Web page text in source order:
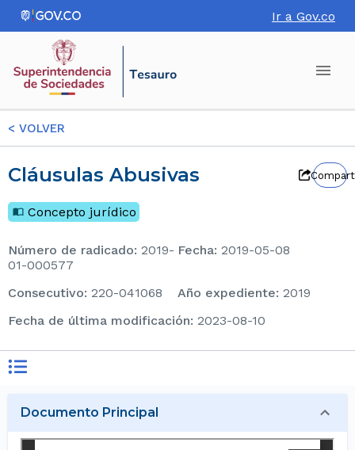
Ir a Gov.co
< VOLVER
Cláusulas Abusivas
Concepto jurídico
Número de radicado: 2019-
01-000577
Fecha: 2019-05-08
consecutivo: 220-041068 Año expediente: 2019
Fecha de última modificación: 2023-08-10
Documento Principal